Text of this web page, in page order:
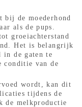
bij de moederhond
als de pups.
groeiachterstand
Het is belangrijk
in de gaten te
conditie van de
wordt, kan dit
tijdens de
de melkproductie